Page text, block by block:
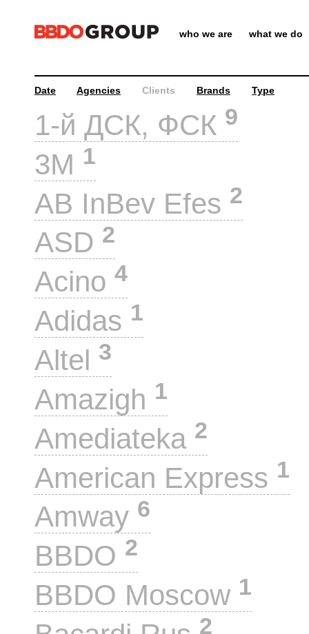
who we are what we do
Date Agencies Clients Brands Type
1-й ДСК, ФСК 9
3M 1
AB InBev Efes 2
ASD 2
Acino 4
Adidas 1
Altel 3
Amazigh 1
Amediateka 2
American Express 1
Amway 6
BBDO 2
BBDO Moscow 1
2